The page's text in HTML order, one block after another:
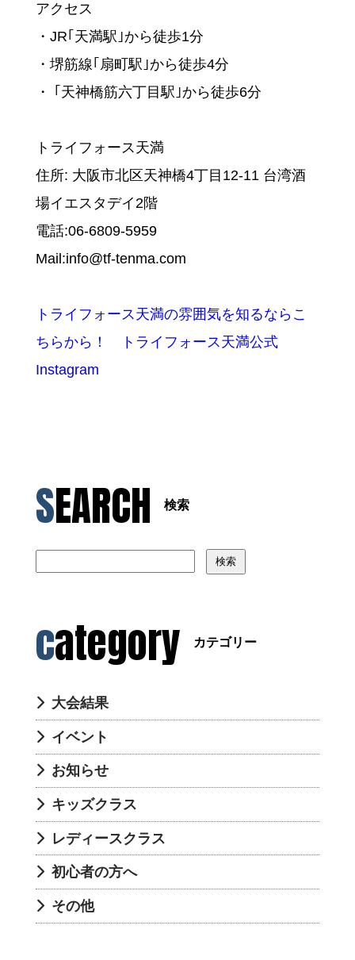
アクセス
・JR｢天満駅｣から徒歩1分
・堺筋線｢扇町駅｣から徒歩4分
・ ｢天神橋筋六丁目駅｣から徒歩6分
トライフォース天満
住所: 大阪市北区天神橋4丁目12-11 台湾酒
場イエスタデイ2階
電話:06-6809-5959
Mail:info@tf-tenma.com
トライフォース天満の雰囲気を知るならこ
ちらから！ トライフォース天満公式
Instagram
SEARCH 検索
検索
category カテゴリー
大会結果
イベント
お知らせ
キッズクラス
レディースクラス
初心者の方へ
その他